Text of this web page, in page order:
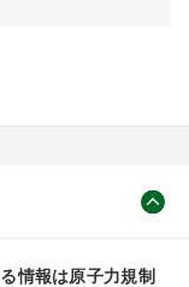
情報は原子力規制